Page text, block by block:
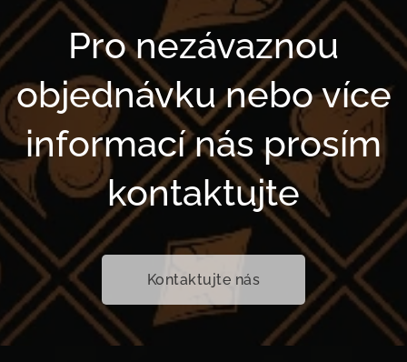
Pro nezávaznou
objednávku nebo více
informací nás prosím
kontaktujte
Kontaktujte nás